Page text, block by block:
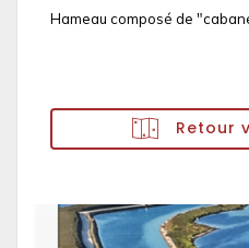
Hameau composé de
Retour